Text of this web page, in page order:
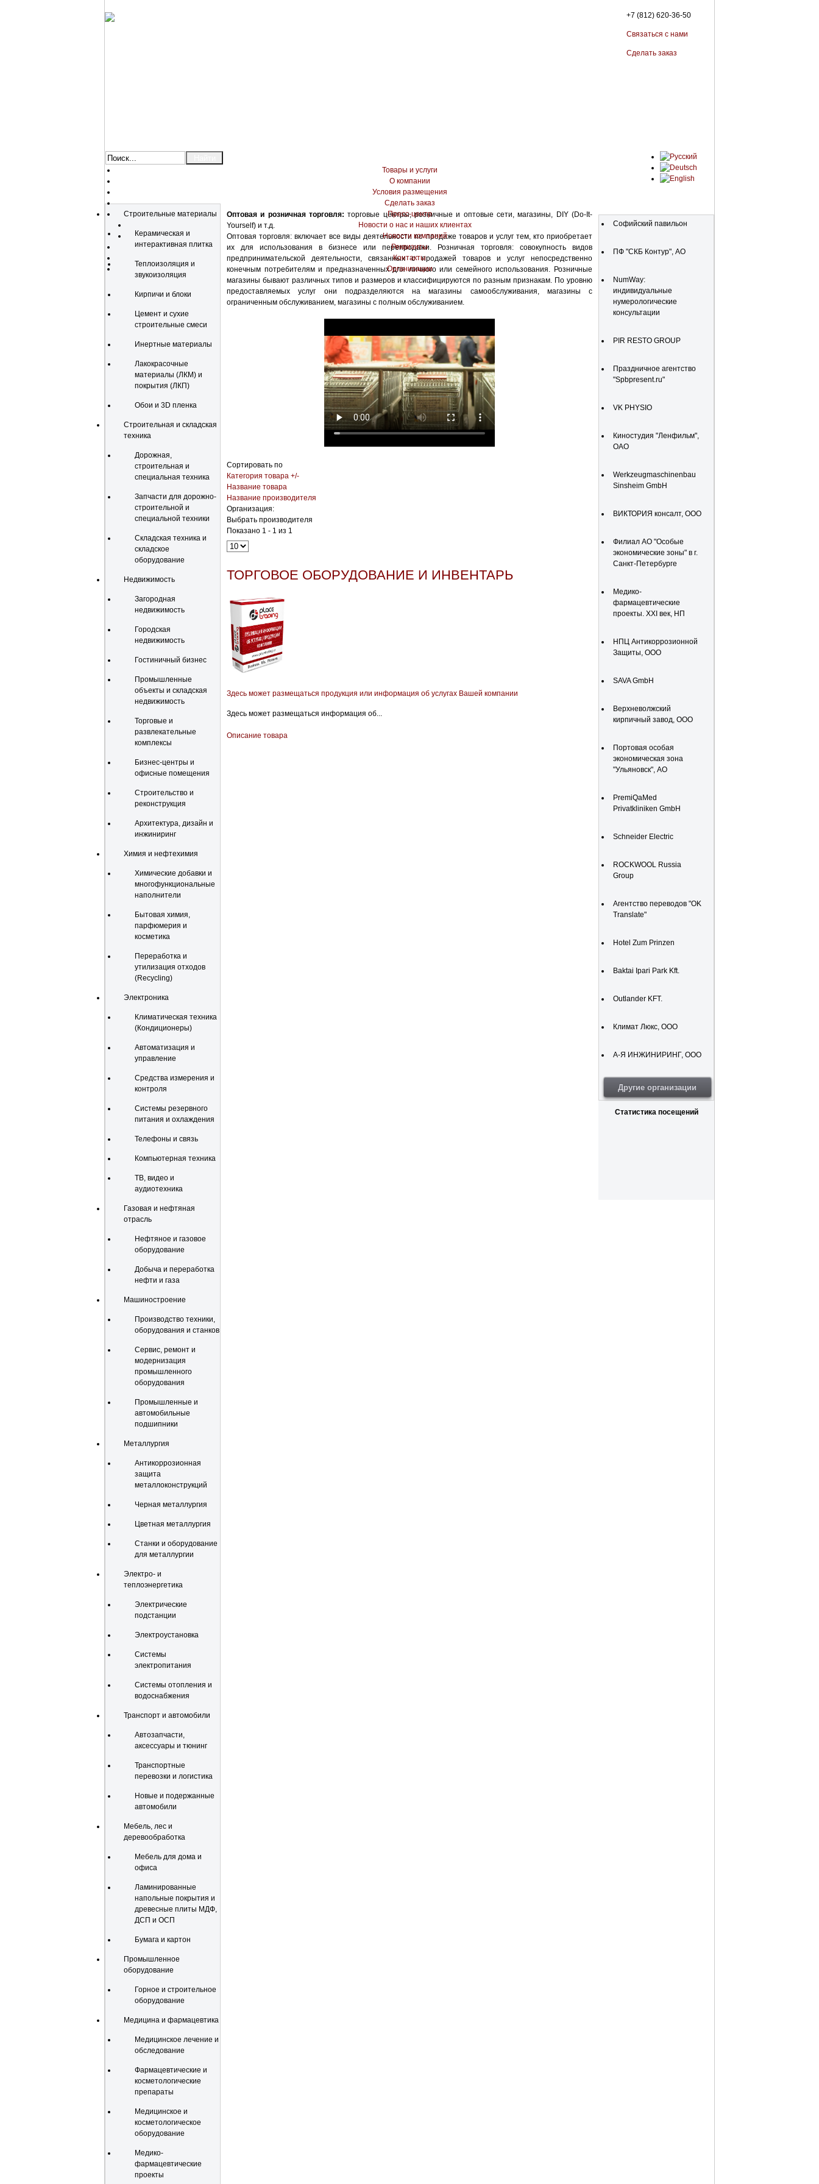
+7 (812) 620-36-50
Связаться с нами
Сделать заказ
Товары и услуги
О компании
Условия размещения
Сделать заказ
Пресс-центр
Новости о нас и наших клиентах
Новости компаний
Реквизиты
Контакты
Организации
Строительные материалы
Керамическая и
интерактивная плитка
Теплоизоляция и
звукоизоляция
Кирпичи и блоки
Цемент и сухие
строительные смеси
Инертные материалы
Лакокрасочные
материалы (ЛКМ) и
покрытия (ЛКП)
Обои и 3D пленка
Строительная и складская
техника
Дорожная,
строительная и
специальная техника
Запчасти для дорожно-
строительной и
специальной техники
Складская техника и
складское
оборудование
Недвижимость
Загородная
недвижимость
Городская
недвижимость
Гостиничный бизнес
Промышленные
объекты и складская
недвижимость
Торговые и
развлекательные
комплексы
Бизнес-центры и
офисные помещения
Строительство и
реконструкция
Архитектура, дизайн и
инжиниринг
Химия и нефтехимия
Химические добавки и
многофункциональные
наполнители
Бытовая химия,
парфюмерия и
косметика
Переработка и
утилизация отходов
(Recycling)
Электроника
Климатическая техника
(Кондиционеры)
Автоматизация и
управление
Средства измерения и
контроля
Системы резервного
питания и охлаждения
Телефоны и связь
Компьютерная техника
ТВ, видео и
аудиотехника
Газовая и нефтяная
отрасль
Нефтяное и газовое
оборудование
Добыча и переработка
нефти и газа
Машиностроение
Производство техники,
оборудования и станков
Сервис, ремонт и
модернизация
промышленного
оборудования
Промышленные и
автомобильные
подшипники
Металлургия
Антикоррозионная
защита
металлоконструкций
Черная металлургия
Цветная металлургия
Станки и оборудование
для металлургии
Электро- и
теплоэнергетика
Электрические
подстанции
Электроустановка
Системы
электропитания
Системы отопления и
водоснабжения
Транспорт и автомобили
Автозапчасти,
аксессуары и тюнинг
Транспортные
перевозки и логистика
Новые и подержанные
автомобили
Мебель, лес и
деревообработка
Мебель для дома и
офиса
Ламинированные
напольные покрытия и
древесные плиты МДФ,
ДСП и ОСП
Бумага и картон
Промышленное
оборудование
Горное и строительное
оборудование
Медицина и фармацевтика
Медицинское лечение и
обследование
Фармацевтические и
косметологические
препараты
Медицинское и
косметологическое
оборудование
Медико-
фармацевтические
проекты
Оптовая и розничная торговля: торговые центры, розничные и оптовые сети, магазины, DIY (Do-It-
Yourself) и т.д.
Оптовая торговля: включает все виды деятельности по продаже товаров и услуг тем, кто приобретает
их для использования в бизнесе или перепродажи. Розничная торговля: совокупность видов
предпринимательской деятельности, связанных с продажей товаров и услуг непосредственно
конечным потребителям и предназначенных для личного или семейного использования. Розничные
магазины бывают различных типов и размеров и классифицируются по разным признакам. По уровню
предоставляемых услуг они подразделяются на магазины самообслуживания, магазины с
ограниченным обслуживанием, магазины с полным обслуживанием.
Сортировать по
Категория товара +/-
Название товара
Название производителя
Организация:
Выбрать производителя
Показано 1 - 1 из 1
ТОРГОВОЕ ОБОРУДОВАНИЕ И ИНВЕНТАРЬ
Здесь может размещаться продукция или информация об услугах Вашей компании
Здесь может размещаться информация об...
Описание товара
Софийский павильон
ПФ "СКБ Контур", АО
NumWay:
индивидуальные
нумерологические
консультации
PIR RESTO GROUP
Праздничное агентство
"Spbpresent.ru"
VK PHYSIO
Киностудия "Ленфильм",
ОАО
Werkzeugmaschinenbau
Sinsheim GmbH
ВИКТОРИЯ консалт, ООО
Филиал АО "Особые
экономические зоны" в г.
Санкт-Петербурге
Медико-
фармацевтические
проекты. XXI век, НП
НПЦ Антикоррозионной
Защиты, ООО
SAVA GmbH
Верхневолжский
кирпичный завод, ООО
Портовая особая
экономическая зона
"Ульяновск", АО
PremiQaMed
Privatkliniken GmbH
Schneider Electric
ROCKWOOL Russia
Group
Агентство переводов "OK
Translate"
Hotel Zum Prinzen
Baktai Ipari Park Kft.
Outlander KFT.
Климат Люкс, ООО
А-Я ИНЖИНИРИНГ, ООО
Другие организации
Статистика посещений